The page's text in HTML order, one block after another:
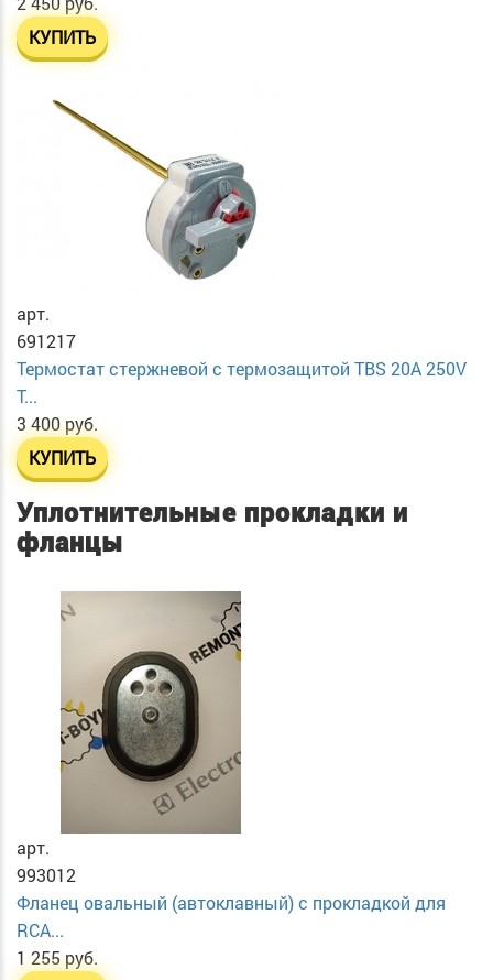
КУПИТЬ
арт.
691217
Термостат стержневой с термозащитой TBS 20A 250V
T...
3 400 руб.
КУПИТЬ
Уплотнительные прокладки и
фланцы
арт.
993012
Фланец овальный (автоклавный) с прокладкой для
RCA...
1 255 руб.